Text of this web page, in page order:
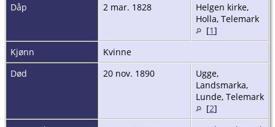
Dåp
2 mar. 1828
Helgen kirke,
Holla, Telemark
[1]
Kjønn
Kvinne
Død
20 nov. 1890
Ugge,
Landsmarka,
Lunde, Telemark
[2]